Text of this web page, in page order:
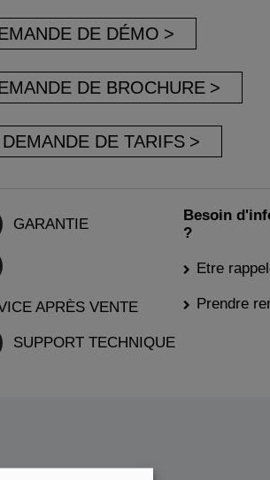
DE DÉMO
DE BROCHURE
DEMANDE DE TARIFS
GARANTIE
APRÈS VENTE
SUPPORT TECHNIQUE
Besoin
?
Etre
Prendre